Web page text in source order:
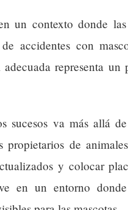
un contexto donde
accidentes con
representa
sucesos va más allá
de
y colocar
en un entorno